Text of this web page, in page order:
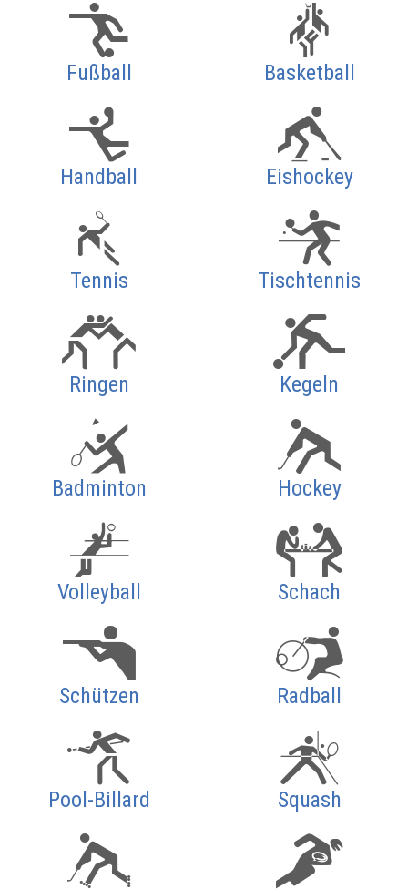
Fußball Basketball
Handball Eishockey
Tennis Tischtennis
Ringen Kegeln
Badminton Hockey
Volleyball Schach
Schützen Radball
Pool-Billard Squash